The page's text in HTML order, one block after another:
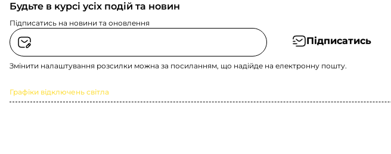
Будьте в курсі усіх подій та новин
Підписатись на новини та оновлення
Підписатись
Змінити налаштування розсилки можна за посиланням, що надійде на електронну пошту.
Графіки відключень світла